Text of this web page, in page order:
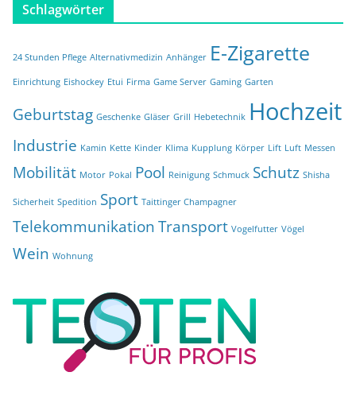
Schlagwörter
24 Stunden Pflege Alternativmedizin Anhänger E-Zigarette
Einrichtung Eishockey Etui Firma Game Server Gaming Garten
Geburtstag Geschenke Gläser Grill Hebetechnik Hochzeit
Industrie Kamin Kette Kinder Klima Kupplung Körper Lift Luft Messen
Mobilität Motor Pokal Pool Reinigung Schmuck Schutz Shisha
Sicherheit Spedition Sport Taittinger Champagner
TelekommunikationTransport Vogelfutter Vögel
Wein Wohnung